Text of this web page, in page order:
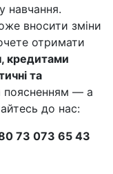
навчання.
вносити зміни
отримати
кредитами
та
поясненням — а
до нас:
73 073 65 43